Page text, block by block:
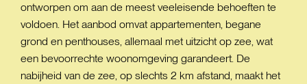
ontworpen om aan de meest veeleisende behoeften te
voldoen. Het aanbod omvat appartementen, begane
grond en penthouses, allemaal met uitzicht op zee, wat
een bevoorrechte woonomgeving garandeert. De
nabijheid van de zee, op slechts 2 km afstand, maakt het